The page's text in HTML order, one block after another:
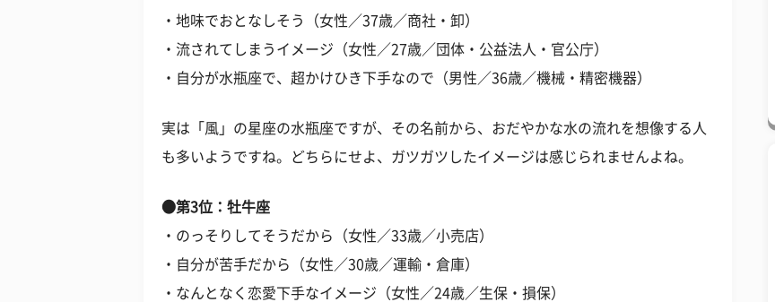
・地味でおとなしそう（女性／37歳／商社・卸）
・流されてしまうイメージ（女性／27歳／団体・公益法人・官公庁）
・自分が水瓶座で、超かけひき下手なので（男性／36歳／機械・精密機器）
実は「風」の星座の水瓶座ですが、その名前から、おだやかな水の流れを想像する人
も多いようですね。どちらにせよ、ガツガツしたイメージは感じられませんよね。
●第3位：牡牛座
・のっそりしてそうだから（女性／33歳／小売店）
・自分が苦手だから（女性／30歳／運輸・倉庫）
・なんとなく恋愛下手なイメージ（女性／24歳／生保・損保）